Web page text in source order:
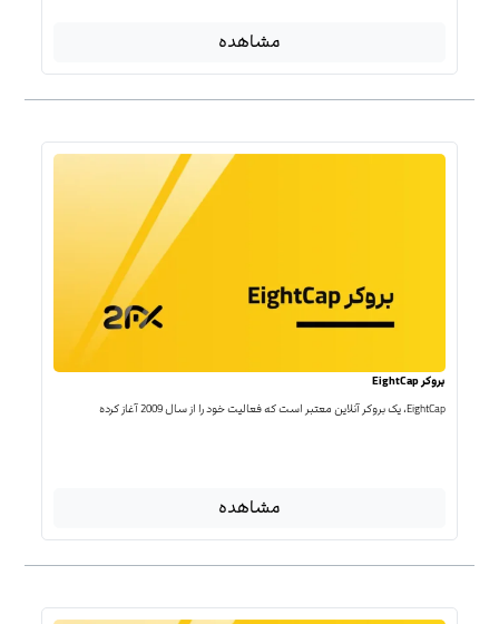
مشاهده
بروکر EightCap
EightCap، یک بروکر آنلاین معتبر است که فعالیت خود را از سال 2009 آغاز کرده
مشاهده